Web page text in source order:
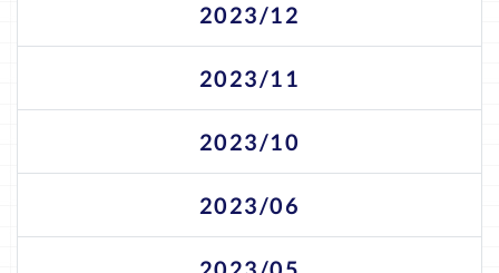
2023/12
2023/11
2023/10
2023/06